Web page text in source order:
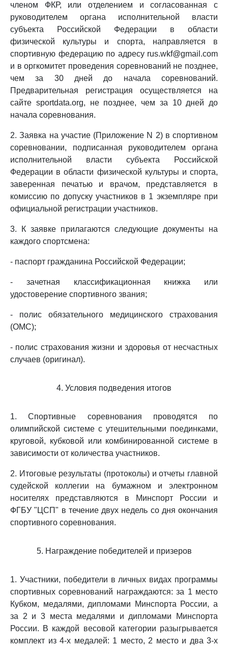
членом ФКР, или отделением и согласованная с
руководителем органа исполнительной власти
субъекта Российской Федерации в области
физической культуры и спорта, направляется в
спортивную федерацию по адресу rus.wkf@gmail.com
и в оргкомитет проведения соревнований не позднее,
чем за 30 дней до начала соревнований.
Предварительная регистрация осуществляется на
сайте sportdata.org, не позднее, чем за 10 дней до
начала соревнования.
2. Заявка на участие (Приложение N 2) в спортивном
соревновании, подписанная руководителем органа
исполнительной власти субъекта Российской
Федерации в области физической культуры и спорта,
заверенная печатью и врачом, представляется в
комиссию по допуску участников в 1 экземпляре при
официальной регистрации участников.
3. К заявке прилагаются следующие документы на
каждого спортсмена:
- паспорт гражданина Российской Федерации;
- зачетная классификационная книжка или
удостоверение спортивного звания;
- полис обязательного медицинского страхования
(ОМС);
- полис страхования жизни и здоровья от несчастных
случаев (оригинал).
4. Условия подведения итогов
1. Спортивные соревнования проводятся по
олимпийской системе с утешительными поединками,
круговой, кубковой или комбинированной системе в
зависимости от количества участников.
2. Итоговые результаты (протоколы) и отчеты главной
судейской коллегии на бумажном и электронном
носителях представляются в Минспорт России и
ФГБУ "ЦСП" в течение двух недель со дня окончания
спортивного соревнования.
5. Награждение победителей и призеров
1. Участники, победители в личных видах программы
спортивных соревнований награждаются: за 1 место
Кубком, медалями, дипломами Минспорта России, а
за 2 и 3 места медалями и дипломами Минспорта
России. В каждой весовой категории разыгрывается
комплект из 4-х медалей: 1 место, 2 место и два 3-х